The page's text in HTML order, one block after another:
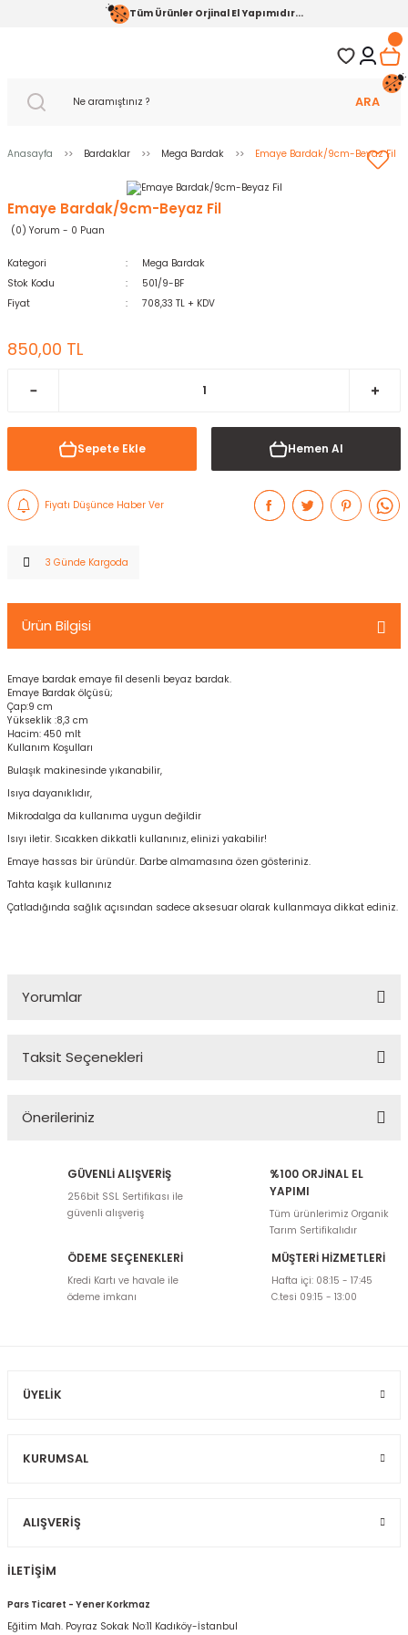
Tüm Ürünler Orjinal El Yapımıdır...
ARA
Anasayfa Bardaklar Mega Bardak Emaye Bardak/9cm-Beyaz Fil
Emaye Bardak/9cm-Beyaz Fil
(0) Yorum - 0 Puan
Kategori
Mega Bardak
Stok Kodu
501/9-BF
Fiyat
708,33 TL + KDV
850,00 TL
Sepete Ekle Hemen Al
Fiyatı Düşünce Haber Ver
3 Günde Kargoda
Ürün Bilgisi
Emaye bardak emaye fil desenli beyaz bardak.
Emaye Bardak ölçüsü;
Çap:9 cm
Yükseklik :8,3 cm
Hacim: 450 mlt
Kullanım Koşulları
Bulaşık makinesinde yıkanabilir,
Isıya dayanıklıdır,
Mikrodalga da kullanıma uygun değildir
Isıyı iletir. Sıcakken dikkatli kullanınız, elinizi yakabilir!
Emaye hassas bir üründür. Darbe almamasına özen gösteriniz.
Tahta kaşık kullanınız
Çatladığında sağlık açısından sadece aksesuar olarak kullanmaya dikkat ediniz.
Yorumlar
Taksit Seçenekleri
Önerileriniz
Bu ürünün fiyat bilgisi, resim, ürün açıklamalarında ve diğer
konularda yetersiz gördüğünüz noktaları öneri formunu kullanarak
tarafımıza iletebilirsiniz.
Görüş ve önerileriniz için teşekkür ederiz.
Ürün resmi kalitesiz, bozuk veya görüntülenemiyor.
Ürün açıklamasında eksik bilgiler bulunuyor.
GÜVENLİ ALIŞVERİŞ
256bit SSL Sertifikası ile
güvenli alışveriş
%100 ORJİNAL EL
YAPIMI
Tüm ürünlerimiz Organik
Tarım Sertifikalıdır
ÖDEME SEÇENEKLERİ
Kredi Kartı ve havale ile
ödeme imkanı
MÜŞTERİ HİZMETLERİ
Hafta içi: 08:15 - 17:45
C.tesi 09:15 - 13:00
ÜYELIK
KURUMSAL
ALIŞVERIŞ
İLETİŞİM
Pars Ticaret - Yener Korkmaz
Eğitim Mah. Poyraz Sokak No:11 Kadıköy-İstanbul